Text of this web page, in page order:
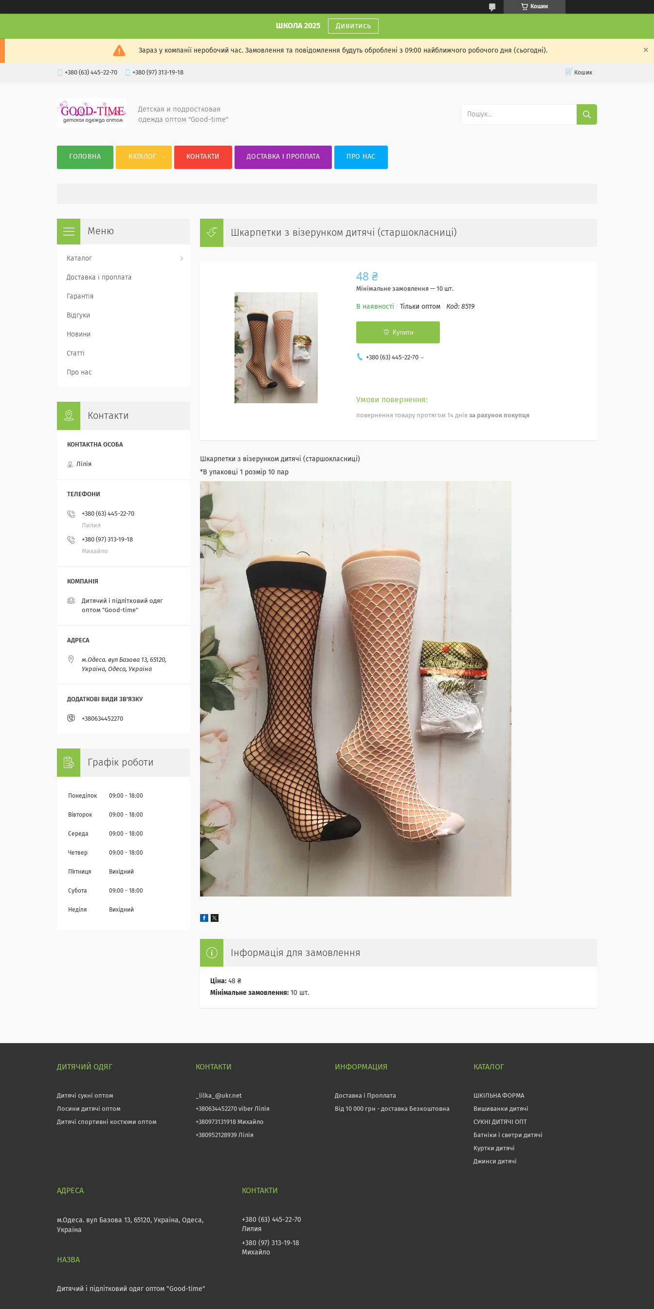
Кошик
ШКОЛА 2025 Дивитись
Зараз у компанії неробочий час. Замовлення та повідомлення будуть оброблені з 09:00 найближчого робочого дня (сьогодні).
+380 (63) 445-22-70 +380 (97) 313-19-18 Кошик
Детская и подростковая
одежда оптом "Good-time"
ГОЛОВНА КАТАЛОГ КОНТАКТИ ДОСТАВКА І ПРОПЛАТА ПРО НАС
Шкарпетки з візерунком дитячі (старшокласниці)
48 ₴
Мінімальне замовлення — 10 шт.
В наявності Тільки оптом Код: 8519
Купити
+380 (63) 445-22-70
повернення товару протягом 14 днів за рахунок покупця
Шкарпетки з візерунком дитячі (старшокласниці)
*В упаковці 1 розмір 10 пар
Інформація для замовлення
Ціна: 48 ₴
Мінімальне замовлення: 10 шт.
Каталог
Доставка і проплата
Гарантія
Відгуки
Новини
Статті
Про нас
Контакти
Лілія
+380 (63) 445-22-70
Лилия
+380 (97) 313-19-18
Михайло
Дитячий і підлітковий одяг
оптом "Good-time"
м.Одеса. вул Базова 13, 65120,
Україна, Одеса, Україна
+380634452270
Графік роботи
Понеділок 09:00 18:00
Вівторок 09:00 18:00
Середа 09:00 18:00
Четвер 09:00 18:00
Пʼятниця Вихідний
Субота 09:00 18:00
Неділя Вихідний
ДИТЯЧИЙ ОДЯГ
Дитячі сукні оптом
Лосини дитячі оптом
Дитячі спортивні костюми оптом
КОНТАКТИ
_lilka_@ukr.net
+380634452270 viber Лілія
+380973131918 Михайло
+380952128939 Лілія
ИНФОРМАЦИЯ
Доставка і Проплата
Від 10 000 грн - доставка Безкоштовна
КАТАЛОГ
ШКІЛЬНА ФОРМА
Вишиванки дитячі
СУКНІ ДИТЯЧІ ОПТ
Батніки і светри дитячі
Куртки дитячі
Джинси дитячі
м.Одеса. вул Базова 13, 65120, Україна, Одеса,
Україна
Дитячий і підлітковий одяг оптом "Good-time"
+380 (63) 445-22-70
Лилия
+380 (97) 313-19-18
Михайло